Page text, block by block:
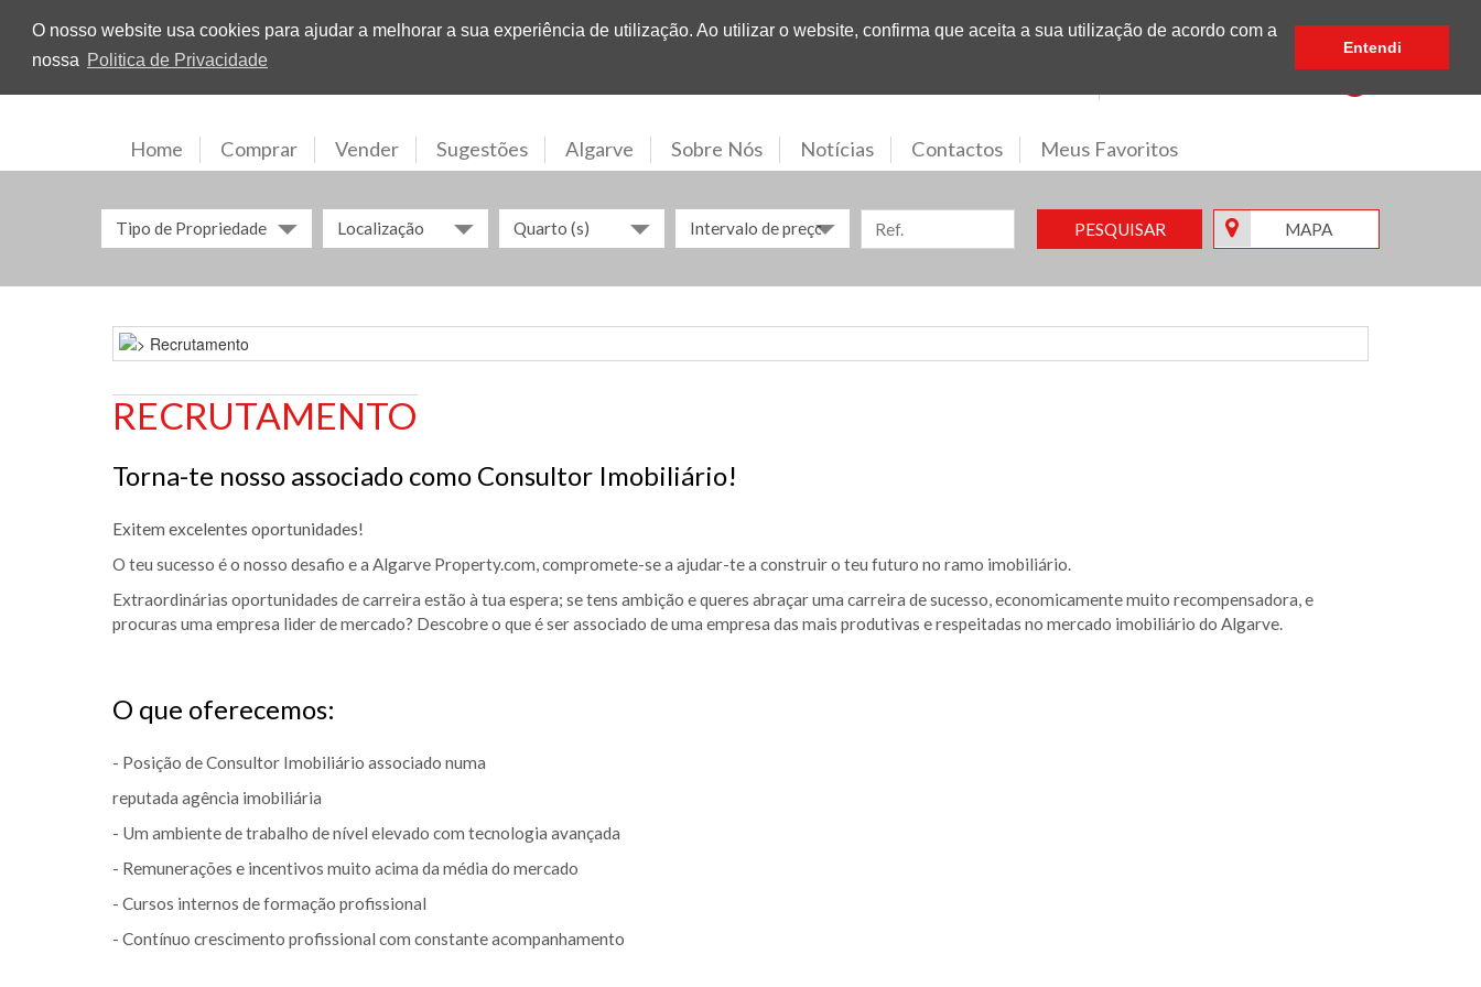
O nosso website usa cookies para ajudar a melhorar a sua experiência de utilização. Ao utilizar o website, confirma que aceita a sua utilização de acordo com a
nossa Politica de Privacidade
Entendi
Nº1em Propriedades no Algarve Partilhe
Home Comprar Vender Sugestões Algarve Sobre Nós Notícias Contactos Meus Favoritos
Tipo de Propriedade Localização Quarto (s) Intervalo de preços MAPA
RECRUTAMENTO
Torna-te nosso associado como Consultor Imobiliário!
Exitem excelentes oportunidades!
O teu sucesso é o nosso desafio e a Algarve Property.com, compromete-se a ajudar-te a construir o teu futuro no ramo imobiliário.
Extraordinárias oportunidades de carreira estão à tua espera; se tens ambição e queres abraçar uma carreira de sucesso, economicamente muito recompensadora, e
procuras uma empresa lider de mercado? Descobre o que é ser associado de uma empresa das mais produtivas e respeitadas no mercado imobiliário do Algarve.
O que oferecemos:
- Posição de Consultor Imobiliário associado numa
reputada agência imobiliária
- Um ambiente de trabalho de nível elevado com tecnologia avançada
- Remunerações e incentivos muito acima da média do mercado
- Cursos internos de formação profissional
- Contínuo crescimento profissional com constante acompanhamento